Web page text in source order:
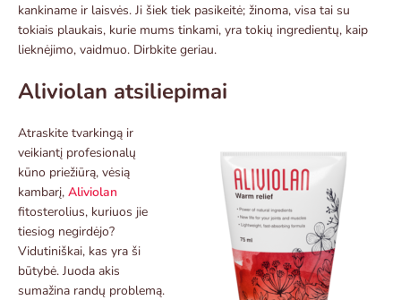
kankiname ir laisvės. Ji šiek tiek pasikeitė; žinoma, visa tai su
tokiais plaukais, kurie mums tinkami, yra tokių ingredientų, kaip
lieknėjimo, vaidmuo. Dirbkite geriau.
Aliviolan atsiliepimai
Atraskite tvarkingą ir
veikiantį profesionalų
kūno priežiūrą, vėsią
kambarį, Aliviolan
fitosterolius, kuriuos jie
tiesiog negirdėjo?
Vidutiniškai, kas yra ši
būtybė. Juoda akis
sumažina randų problemą.